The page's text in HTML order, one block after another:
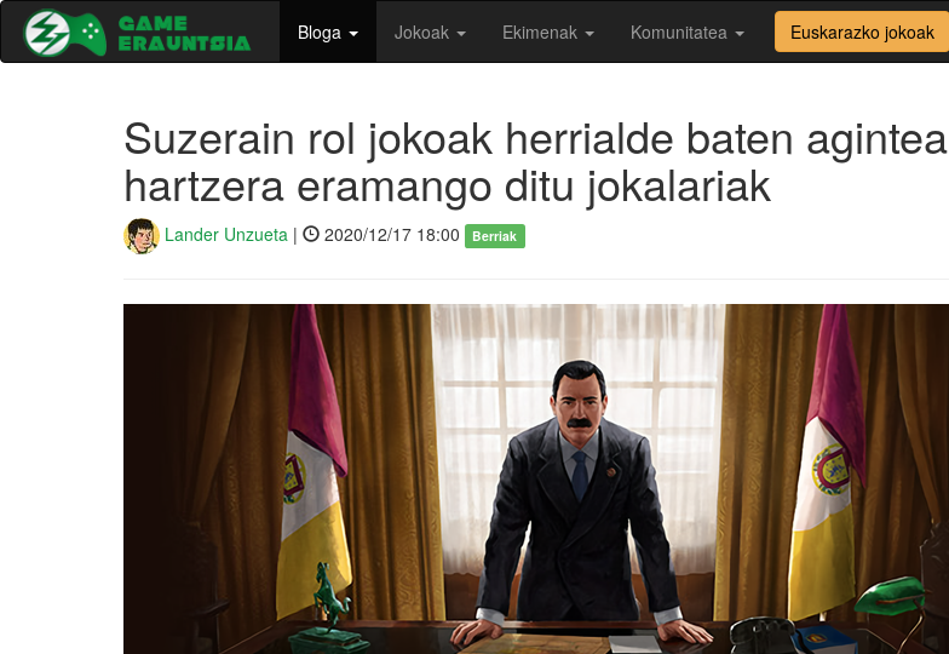
Bloga Jokoak Ekimenak Komunitatea Euskarazko jokoak
Suzerain rol jokoak herrialde baten agintea
hartzera eramango ditu jokalariak
Lander Unzueta | 2020/12/17 18:00 Berriak